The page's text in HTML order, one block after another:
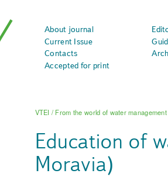
About journal
Current Issue
Contacts
Accepted for print
VTEI / From the world of water management
Education of
Moravia)